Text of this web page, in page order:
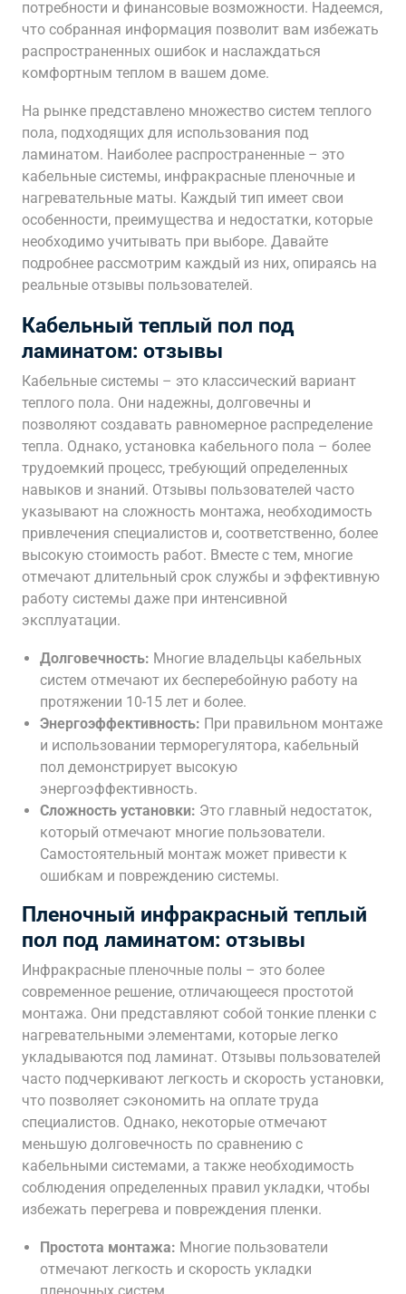
потребности и финансовые возможности. Надеемся,
что собранная информация позволит вам избежать
распространенных ошибок и наслаждаться
комфортным теплом в вашем доме.
На рынке представлено множество систем теплого
пола, подходящих для использования под
ламинатом. Наиболее распространенные – это
кабельные системы, инфракрасные пленочные и
нагревательные маты. Каждый тип имеет свои
особенности, преимущества и недостатки, которые
необходимо учитывать при выборе. Давайте
подробнее рассмотрим каждый из них, опираясь на
реальные отзывы пользователей.
Кабельный теплый пол под
ламинатом: отзывы
Кабельные системы – это классический вариант
теплого пола. Они надежны, долговечны и
позволяют создавать равномерное распределение
тепла. Однако, установка кабельного пола – более
трудоемкий процесс, требующий определенных
навыков и знаний. Отзывы пользователей часто
указывают на сложность монтажа, необходимость
привлечения специалистов и, соответственно, более
высокую стоимость работ. Вместе с тем, многие
отмечают длительный срок службы и эффективную
работу системы даже при интенсивной
эксплуатации.
Долговечность: Многие владельцы кабельных
систем отмечают их бесперебойную работу на
протяжении 10-15 лет и более.
Энергоэффективность: При правильном монтаже
и использовании терморегулятора, кабельный
пол демонстрирует высокую
энергоэффективность.
Сложность установки: Это главный недостаток,
который отмечают многие пользователи.
Самостоятельный монтаж может привести к
ошибкам и повреждению системы.
Пленочный инфракрасный теплый
пол под ламинатом: отзывы
Инфракрасные пленочные полы – это более
современное решение, отличающееся простотой
монтажа. Они представляют собой тонкие пленки с
нагревательными элементами, которые легко
укладываются под ламинат. Отзывы пользователей
часто подчеркивают легкость и скорость установки,
что позволяет сэкономить на оплате труда
специалистов. Однако, некоторые отмечают
меньшую долговечность по сравнению с
кабельными системами, а также необходимость
соблюдения определенных правил укладки, чтобы
избежать перегрева и повреждения пленки.
Простота монтажа: Многие пользователи
отмечают легкость и скорость укладки